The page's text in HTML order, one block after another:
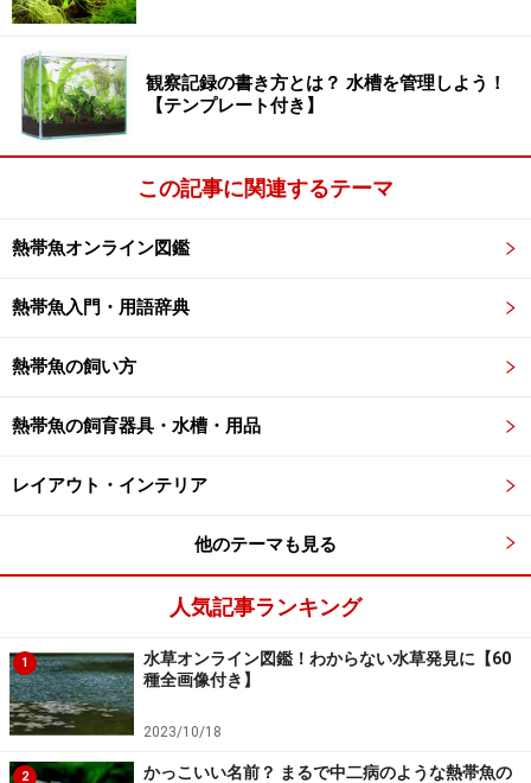
観察記録の書き方とは？ 水槽を管理しよう！
【テンプレート付き】
この記事に関連するテーマ
熱帯魚オンライン図鑑
熱帯魚入門・用語辞典
熱帯魚の飼い方
熱帯魚の飼育器具・水槽・用品
レイアウト・インテリア
他のテーマも見る
人気記事ランキング
1
水草オンライン図鑑！わからない水草発見に【60
種全画像付き】
2023/10/18
2
かっこいい名前？ まるで中二病のような熱帯魚の